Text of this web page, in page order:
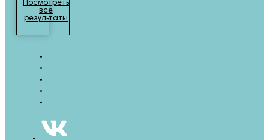
Посмотреть
все
результаты